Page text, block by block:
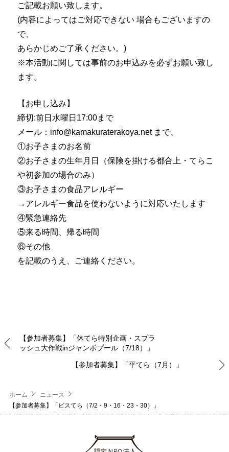
ご記載お願い致します。
(内容によってはご対応できない 場合もございますの
で、
あらかじめご了承ください。)
※本活動に関しては事前のお申込みを必ずお願い致し
ます。
【お申し込み】
締切:前日水曜日17:00まで
メール：info@kamakuraterakoya.net まで、
①お子さまのお名前
②お子さまの生年月日（保険を掛ける都合上・てらこ
や初参加の場合のみ）
③お子さまの食品アレルギー
→アレルギー食品を使わないように対応いたします
④緊急連絡先
⑤来る時間、帰る時間
⑥その他
を記載のうえ、ご連絡ください。
【参加者募集】「休てら特別企画・スプラ
ッシュ大作戦inジャンボプール（7/18）」
【参加者募集】「平てら（7月）」
ホーム
ニュース
【参加者募集】「ビスてら（7/2・9・16・23・30）」